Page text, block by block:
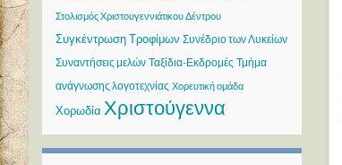
Στολισμός Χριστουγεννιάτικου Δέντρου
Συγκέντρωση Τροφίμων Συνέδριο των Λυκείων
Συναντήσεις μελών Ταξίδια-Εκδρομές Τμήμα
ανάγνωσης λογοτεχνίας Χορευτική ομάδα
Χορωδία Χριστούγεννα